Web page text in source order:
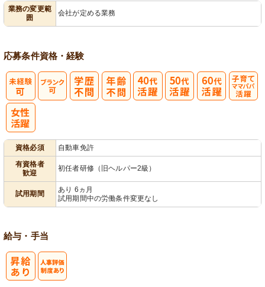
業務の変更範
囲
会社が定める業務
応募条件資格・経験
資格必須
自動車免許
有資格者
歓迎
初任者研修（旧ヘルパー2級）
試用期間
あり 6ヵ月
試用期間中の労働条件変更なし
給与・手当